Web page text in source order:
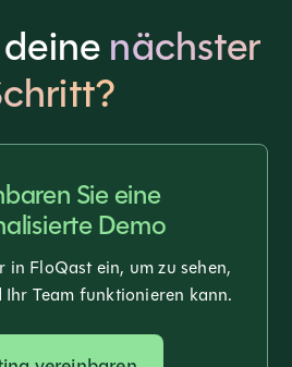
nächster
Sie eine
Demo
in FloQast ein, um zu sehen,
Team funktionieren kann.